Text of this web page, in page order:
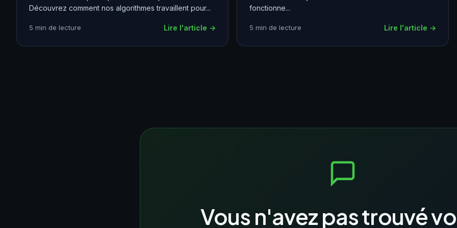
Découvrez comment nos algorithmes travaillent pour...
5 min de lecture Lire l'article →
fonctionne...
5 min de lecture Lire l'article →
Vous n'avez pas trouvé